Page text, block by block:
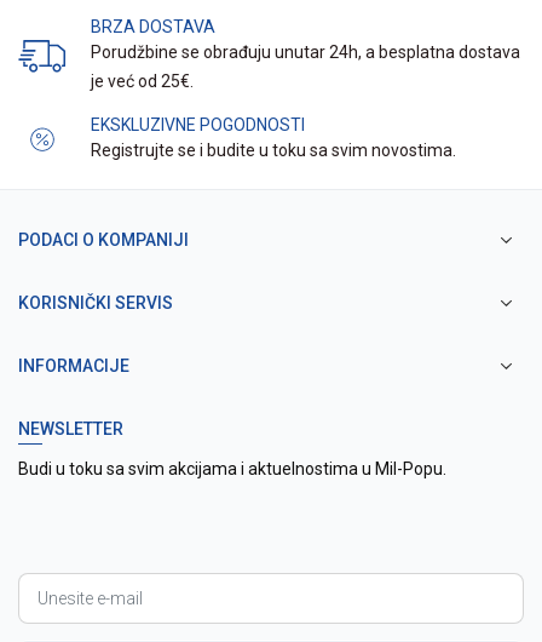
BRZA DOSTAVA
Porudžbine se obrađuju unutar 24h, a besplatna dostava
je već od 25€.
EKSKLUZIVNE POGODNOSTI
Registrujte se i budite u toku sa svim novostima.
PODACI O KOMPANIJI
KORISNIČKI SERVIS
INFORMACIJE
NEWSLETTER
Budi u toku sa svim akcijama i aktuelnostima u Mil-Popu.